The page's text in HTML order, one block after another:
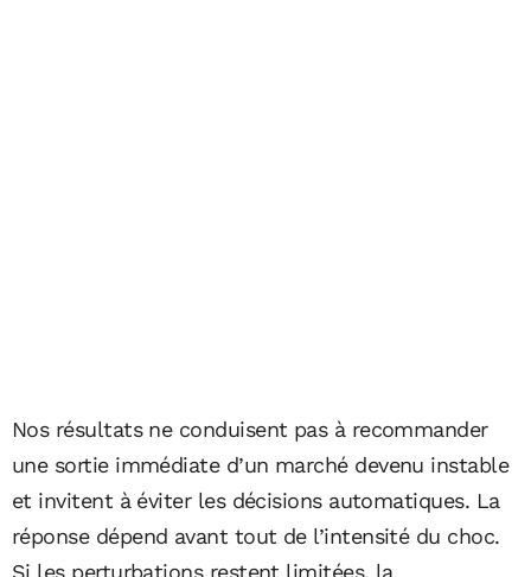
Nos résultats ne conduisent pas à recommander
une sortie immédiate d’un marché devenu instable
et invitent à éviter les décisions automatiques. La
réponse dépend avant tout de l’intensité du choc.